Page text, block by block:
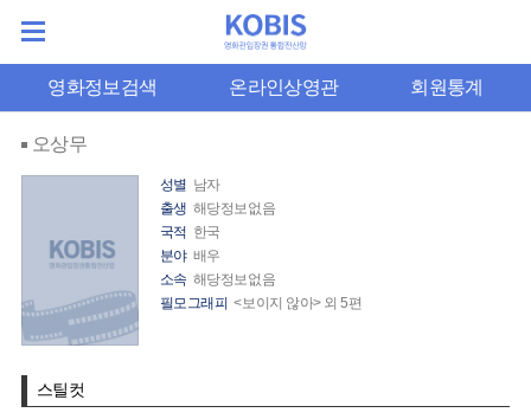
영화정보검색 온라인상영관 회원통계
오상무
성별 남자
출생 해당정보없음
국적 한국
분야 배우
소속 해당정보없음
필모그래피 <보이지 않아> 외 5편
스틸컷